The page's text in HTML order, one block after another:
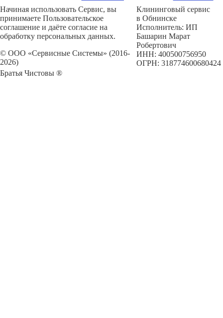
Начиная использовать Сервис, вы
принимаете Пользовательское
соглашение и даёте согласие на
обработку персональных данных.
© ООО «Сервисные Системы» (2016-
2026)
Братья Чистовы ®
Клининговый сервис
в Обнинске
Исполнитель: ИП
Башарин Марат
Робертович
ИНН: 400500756950
ОГРН: 318774600680424